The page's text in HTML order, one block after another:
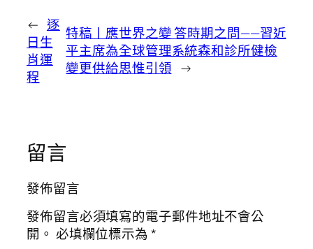
← 逐
日生
肖運
程
特稿丨應世界之變 答時期之問——習近
平主席為全球管理系統森和診所健檢
變更供給思惟引領 →
留言
發佈留言
發佈留言必須填寫的電子郵件地址不會公
開。 必填欄位標示為*